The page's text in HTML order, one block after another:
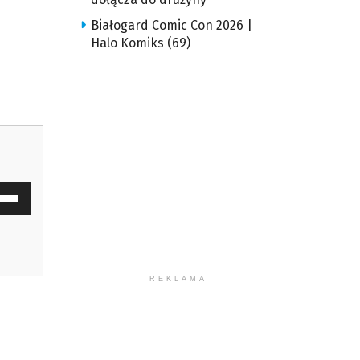
Białogard Comic Con 2026 |
Halo Komiks (69)
REKLAMA